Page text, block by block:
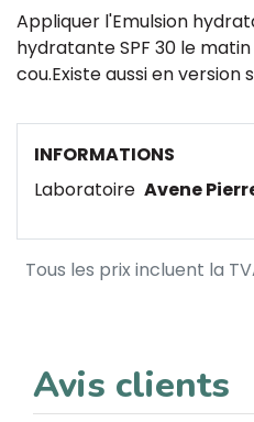
Appliquer l'Emulsion
hydratante SPF 30 le
cou.Existe aussi en version
INFORMATIONS
Laboratoire Avene
Tous les prix incluent la
Avis clients